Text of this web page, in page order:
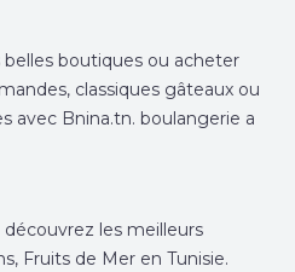
belles boutiques ou acheter
classiques gâteaux ou
avec Bnina.tn. boulangerie a
.
les meilleurs
Fruits de Mer en Tunisie.